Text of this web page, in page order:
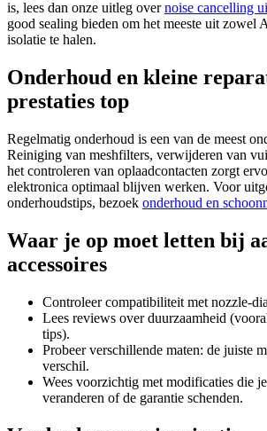
is, lees dan onze uitleg overnoise cancelling
good sealing bieden om het meeste uit zowel
isolatie te halen.
Onderhoud en kleine
prestaties top
Regelmatig onderhoud is een van de meest
Reiniging van meshfilters, verwijderen van
het controleren van oplaadcontacten zorgt
elektronica optimaal blijven werken. Voor
onderhoudstips, bezoek onderhoud en
Waar je op moet letten bij
accessoires
Controleer compatibiliteit met nozzle-
Lees reviews over duurzaamheid
tips).
Probeer verschillende maten: de juiste
verschil.
Wees voorzichtig met modificaties die
veranderen of de garantie schenden.